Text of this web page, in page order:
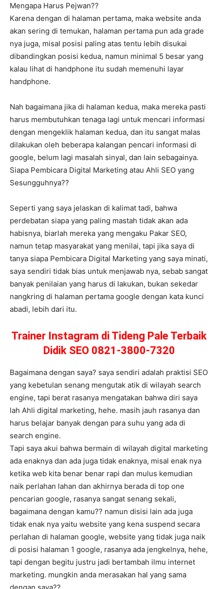
Mengapa Harus Pejwan??
Karena dengan di halaman pertama, maka website anda
akan sering di temukan, halaman pertama pun ada grade
nya juga, misal posisi paling atas tentu lebih disukai
dibandingkan posisi kedua, namun minimal 5 besar yang
kalau lihat di handphone itu sudah memenuhi layar
handphone.
Nah bagaimana jika di halaman kedua, maka mereka pasti
harus membutuhkan tenaga lagi untuk mencari informasi
dengan mengeklik halaman kedua, dan itu sangat malas
dilakukan oleh beberapa kalangan pencari informasi di
google, belum lagi masalah sinyal, dan lain sebagainya.
Siapa Pembicara Digital Marketing atau Ahli SEO yang
Sesungguhnya??
Seperti yang saya jelaskan di kalimat tadi, bahwa
perdebatan siapa yang paling mastah tidak akan ada
habisnya, biarlah mereka yang mengaku Pakar SEO,
namun tetap masyarakat yang menilai, tapi jika saya di
tanya siapa Pembicara Digital Marketing yang saya minati,
saya sendiri tidak bias untuk menjawab nya, sebab sangat
banyak penilaian yang harus di lakukan, bukan sekedar
nangkring di halaman pertama google dengan kata kunci
abadi, lebih dari itu.
Trainer Instagram di Tideng Pale Terbaik
Didik SEO 0821-3800-7320
Bagaimana dengan saya? saya sendiri adalah praktisi SEO
yang kebetulan senang mengutak atik di wilayah search
engine, tapi berat rasanya mengatakan bahwa diri saya
lah Ahli digital marketing, hehe. masih jauh rasanya dan
harus belajar banyak dengan para suhu yang ada di
search engine.
Tapi saya akui bahwa bermain di wilayah digital marketing
ada enaknya dan ada juga tidak enaknya, misal enak nya
ketika web kita benar benar rapi dan mulus kemudian
naik perlahan lahan dan akhirnya berada di top one
pencarian google, rasanya sangat senang sekali,
bagaimana dengan kamu?? namun disisi lain ada juga
tidak enak nya yaitu website yang kena suspend secara
perlahan di halaman google, website yang tidak juga naik
di posisi halaman 1 google, rasanya ada jengkelnya, hehe,
tapi dengan begitu justru jadi bertambah ilmu internet
marketing. mungkin anda merasakan hal yang sama